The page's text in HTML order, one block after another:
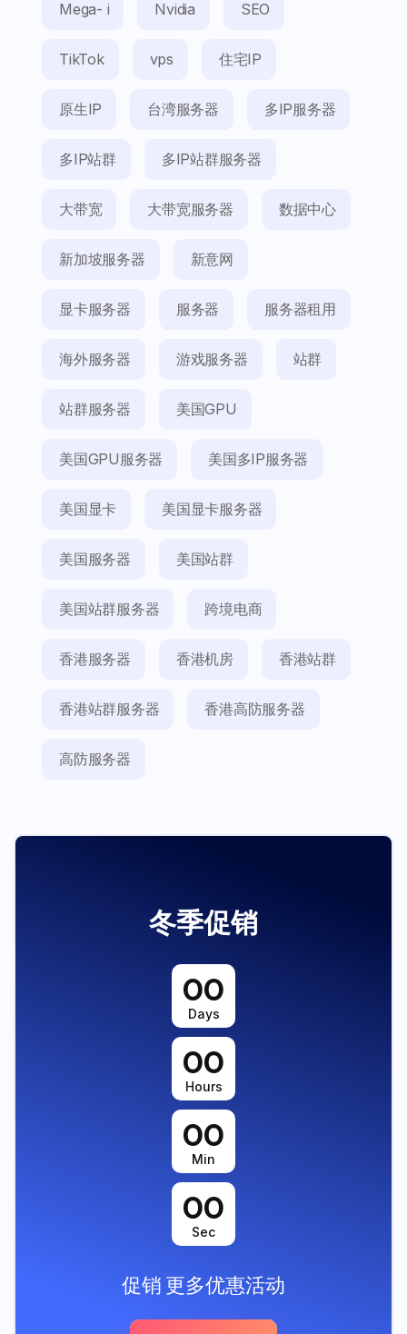
Mega- i Nvidia SEO
TikTok vps 住宅IP
原生IP 台湾服务器 多IP服务器
多IP站群 多IP站群服务器
大带宽 大带宽服务器 数据中心
新加坡服务器 新意网
显卡服务器 服务器 服务器租用
海外服务器 游戏服务器 站群
站群服务器 美国GPU
美国GPU服务器 美国多IP服务器
美国显卡 美国显卡服务器
美国服务器 美国站群
美国站群服务器 跨境电商
香港服务器 香港机房 香港站群
香港站群服务器 香港高防服务器
高防服务器
冬季促销
00
Days
00
Hours
00
Min
00
Sec
促销 更多优惠活动